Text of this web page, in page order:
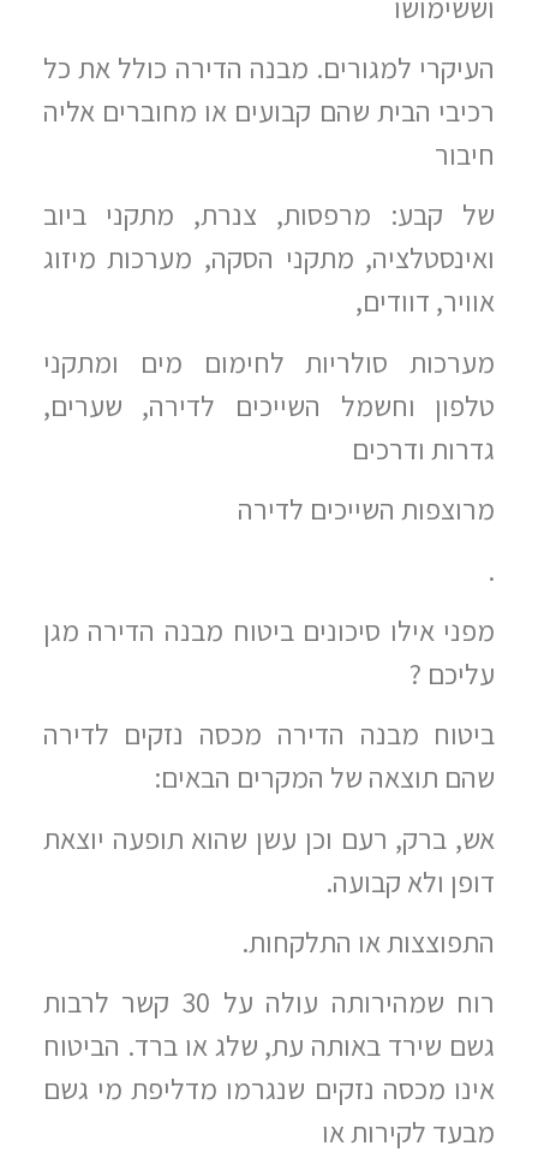
העיקרי למגורים. מבנה הדירה כולל את כל
רכיבי הבית שהם קבועים או מחוברים אליה
חיבור
של קבע: מרפסות, צנרת, מתקני ביוב
ואינסטלציה, מתקני הסקה, מערכות מיזוג
אוויר, דוודים,
מערכות סולריות לחימום מים ומתקני
טלפון וחשמל השייכים לדירה, שערים,
גדרות ודרכים
מרוצפות השייכים לדירה
.
מפני אילו סיכונים ביטוח מבנה הדירה מגן
עליכם ?
ביטוח מבנה הדירה מכסה נזקים לדירה
שהם תוצאה של המקרים הבאים:
אש, ברק, רעם וכן עשן שהוא תופעה יוצאת
דופן ולא קבועה.
התפוצצות או התלקחות.
רוח שמהירותה עולה על 30 קשר לרבות
גשם שירד באותה עת, שלג או ברד. הביטוח
אינו מכסה נזקים שנגרמו מדליפת מי גשם
מבעד לקירות או